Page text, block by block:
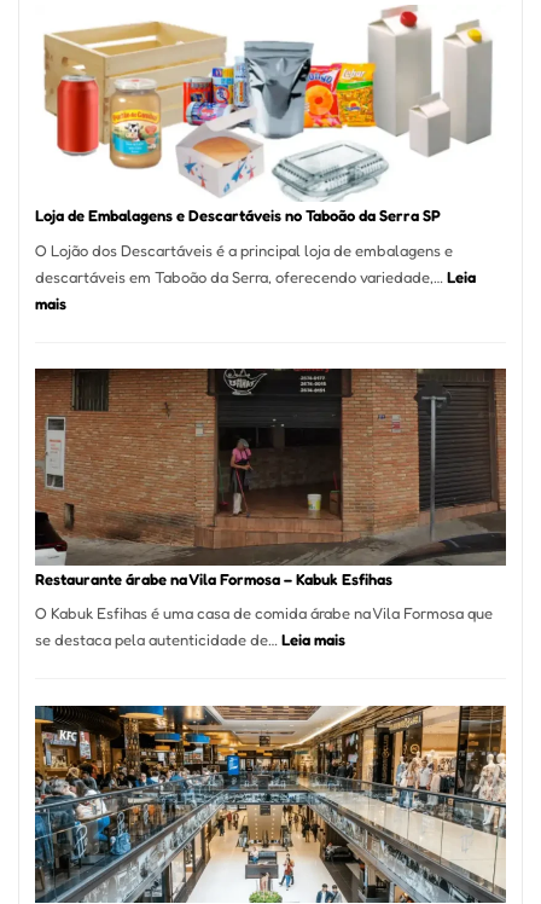
Marcas
INPI
São
Carlos
SP
Loja de Embalagens e Descartáveis no Taboão da Serra SP
O Lojão dos Descartáveis é a principal loja de embalagens e
descartáveis em Taboão da Serra, oferecendo variedade,… Leia
mais:
Embalagens
e
Descartáveis
no
Taboão
da
Serra
SP
Restaurante árabe na Vila Formosa – Kabuk Esfihas
O Kabuk Esfihas é uma casa de comida árabe na Vila Formosa que
se destaca pela autenticidade de…Leia mais:
na
Vila
Formosa
–
Kabuk
Esfihas